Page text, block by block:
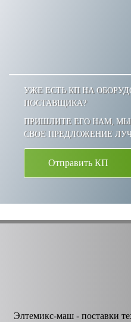
УЖЕ ЕСТЬ КП НА
ПОСТАВЩИКА?
ПРИШЛИТЕ ЕГО НАМ, МЫ
СВОЕ ПРЕДЛОЖЕНИЕ
Отправить КП
Элтемикс-маш - поставки